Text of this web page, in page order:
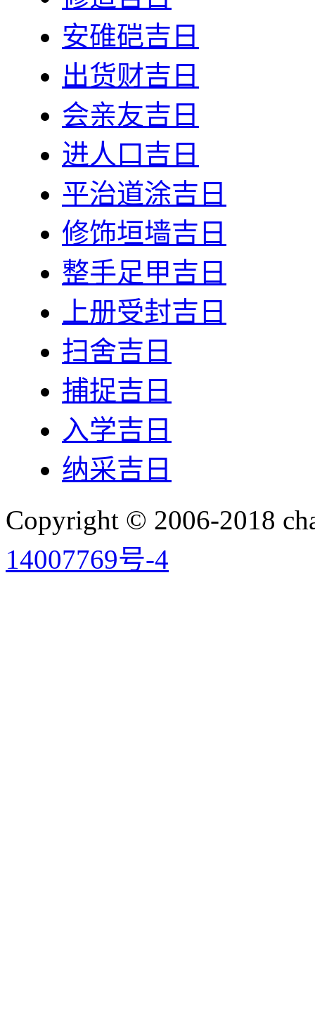
安碓硙吉日
出货财吉日
会亲友吉日
进人口吉日
平治道涂吉日
修饰垣墙吉日
整手足甲吉日
上册受封吉日
扫舍吉日
捕捉吉日
入学吉日
纳采吉日
Copyright © 2006-2018
14007769号-4